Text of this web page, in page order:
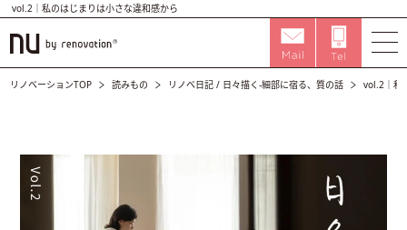
vol.2｜私のはじまりは小さな違和感から
リノベーションTOP 読みもの リノベ日記 / 日々描く-細部に宿る、質の話 vol.2｜私